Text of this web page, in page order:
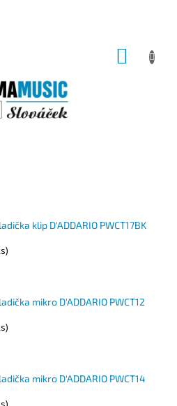
klip D'ADDARIO PWCT17BK
mikro D'ADDARIO PWCT12
mikro D'ADDARIO PWCT14